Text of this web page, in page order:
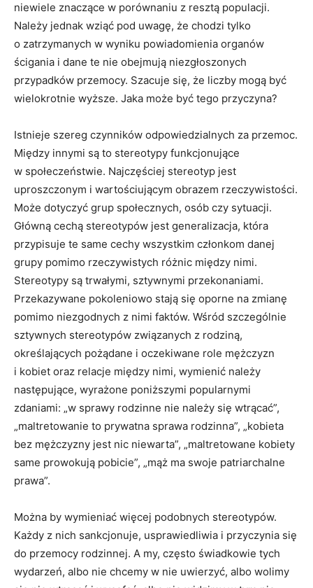
niewiele znaczące w porównaniu z resztą populacji.
Należy jednak wziąć pod uwagę, że chodzi tylko
o zatrzymanych w wyniku powiadomienia organów
ścigania i dane te nie obejmują niezgłoszonych
przypadków przemocy. Szacuje się, że liczby mogą być
wielokrotnie wyższe. Jaka może być tego przyczyna?
Istnieje szereg czynników odpowiedzialnych za przemoc.
Między innymi są to stereotypy funkcjonujące
w społeczeństwie. Najczęściej stereotyp jest
uproszczonym i wartościującym obrazem rzeczywistości.
Może dotyczyć grup społecznych, osób czy sytuacji.
Główną cechą stereotypów jest generalizacja, która
przypisuje te same cechy wszystkim członkom danej
grupy pomimo rzeczywistych różnic między nimi.
Stereotypy są trwałymi, sztywnymi przekonaniami.
Przekazywane pokoleniowo stają się oporne na zmianę
pomimo niezgodnych z nimi faktów. Wśród szczególnie
sztywnych stereotypów związanych z rodziną,
określających pożądane i oczekiwane role mężczyzn
i kobiet oraz relacje między nimi, wymienić należy
następujące, wyrażone poniższymi popularnymi
zdaniami: „w sprawy rodzinne nie należy się wtrącać”,
„maltretowanie to prywatna sprawa rodzinna”, „kobieta
bez mężczyzny jest nic niewarta”, „maltretowane kobiety
same prowokują pobicie”, „mąż ma swoje patriarchalne
prawa”.
Można by wymieniać więcej podobnych stereotypów.
Każdy z nich sankcjonuje, usprawiedliwia i przyczynia się
do przemocy rodzinnej. A my, często świadkowie tych
wydarzeń, albo nie chcemy w nie uwierzyć, albo wolimy